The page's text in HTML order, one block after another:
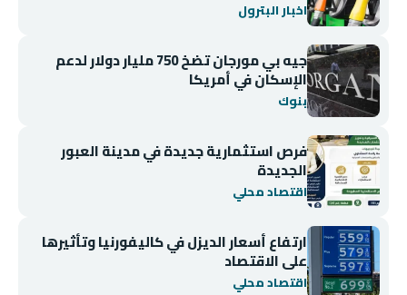
اخبار البترول
جيه بي مورجان تضخ 750 مليار دولار لدعم
الإسكان في أمريكا
بنوك
فرص استثمارية جديدة في مدينة العبور
الجديدة
اقتصاد محلي
ارتفاع أسعار الديزل في كاليفورنيا وتأثيرها
على الاقتصاد
اقتصاد محلي